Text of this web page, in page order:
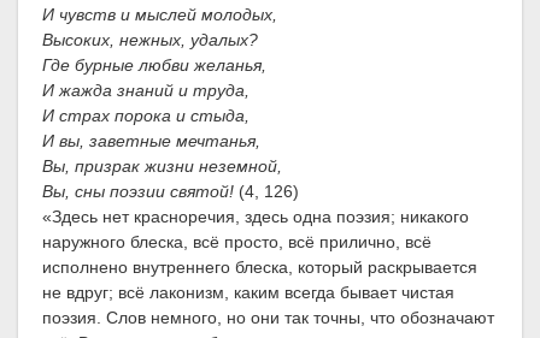
И чувств и мыслей молодых,
Высоких, нежных, удалых?
Где бурные любви желанья,
И жажда знаний и труда,
И страх порока и стыда,
И вы, заветные мечтанья,
Вы, призрак жизни неземной,
Вы, сны поэзии святой! (4, 126)
«Здесь нет красноречия, здесь одна поэзия; никакого
наружного блеска, всё просто, всё прилично, всё
исполнено внутреннего блеска, который раскрывается
не вдруг; всё лаконизм, каким всегда бывает чистая
поэзия. Слов немного, но они так точны, что обозначают